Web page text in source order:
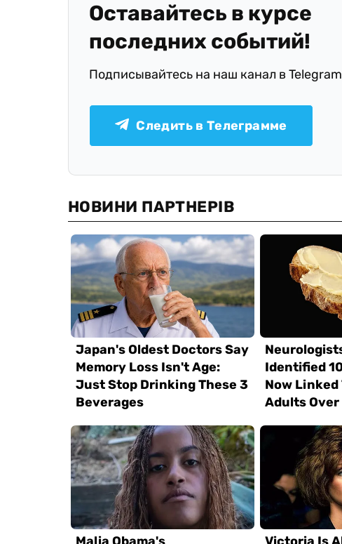
Оставайтесь в курсе
последних событий!
Подписывайтесь на наш канал в Telegram
Следить в Телеграмме